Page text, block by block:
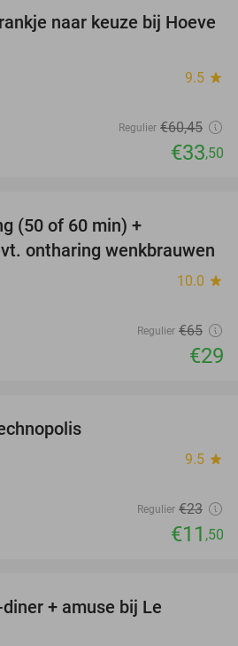
45%
naar keuze bij Hoeve
9.5 star
Regulier €60,45
€33,50
(50 of 60 min) +
ontharing wenkbrauwen
10.0 star
Regulier €65
€29
9.5 star
Regulier €23
€11 ,50
+ amuse bij Le